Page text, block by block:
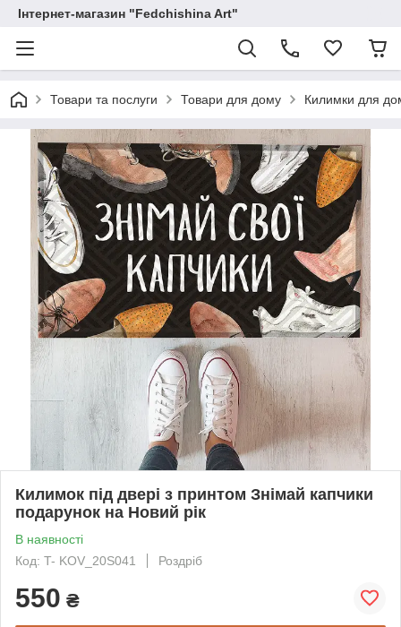
Інтернет-магазин "Fedchishina Art"
Товари та послуги Товари для дому Килимки для
Килимок під двері з принтом Знімай капчики
подарунок на Новий рік
В наявності
Код: T- KOV_20S041
Роздріб
550 ₴